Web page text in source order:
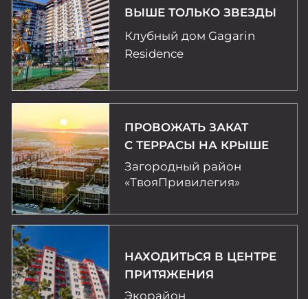
КОМФОРТНО ВСЕЙ
СЕМЬЕ
ЖК «Новое поколение»
ЖИТЬ В САМОМ СЕРДЦЕ
УВИДЕТЬ, ВЛЮБИТЬСЯ
И ОСТАТЬСЯ
ЖК «Крона Парк»
КЛУБНЫЙ ПОСЕЛОК
С ПЛЯЖЕМ И
ПАРКОМ